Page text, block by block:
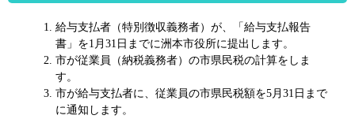
給与支払者（特別徴収義務者）が、「給与支払報告
書」を1月31日までに洲本市役所に提出します。
市が従業員（納税義務者）の市県民税の計算をしま
す。
市が給与支払者に、従業員の市県民税額を5月31日まで
に通知します。